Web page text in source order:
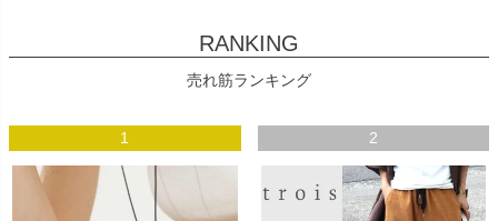
RANKING
売れ筋ランキング
1 2